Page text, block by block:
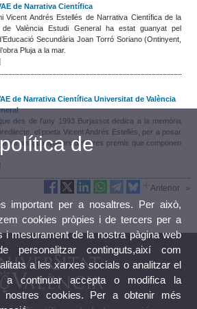
de Narrativa Científica
Vicent Andrés Estellés de Narrativa Científica de la
de València Estudi General ha estat guanyat pel
Secundària Joan Torró Soriano (Ontinyent,
Pluja a la mar.
de Narrativa Científica Universitat de València
des de l'any 1993 Burjassot dedica a la memòria
el poeta Vicent Andrés Estellés, per a posar
als guanyadors dels tres premis que componen
Anterior
de
important per a nosaltres. Per això,
cookies pròpies i de tercers per a
i mesurament de la nostra pàgina web
personalitzar continguts,així com
a les xarxes socials o analitzar el
a continuar accepta o modifica la
nostres cookies. Per a obtenir més